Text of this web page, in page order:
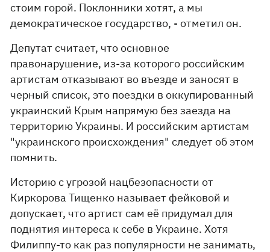
стоим горой. Поклонники хотят, а мы
демократическое государство, - отметил он.
Депутат считает, что основное
правонарушение, из-за которого российским
артистам отказывают во въезде и заносят в
черный список, это поездки в оккупированный
украинский Крым напрямую без заезда на
территорию Украины. И российским артистам
"украинского происхождения" следует об этом
помнить.
Историю с угрозой нацбезопасности от
Киркорова Тищенко называет фейковой и
допускает, что артист сам её придумал для
поднятия интереса к себе в Украине. Хотя
Филиппу-то как раз популярности не занимать,